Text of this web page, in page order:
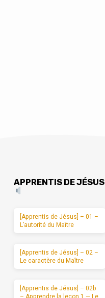
APPRENTIS DE JÉSUS
[Apprentis de Jésus] – 01 –
L’autorité du Maître
[Apprentis de Jésus] – 02 –
Le caractère du Maître
[Apprentis de Jésus] – 02b